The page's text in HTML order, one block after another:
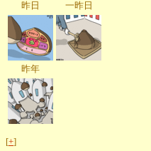
昨日 一昨日
昨年
[+]